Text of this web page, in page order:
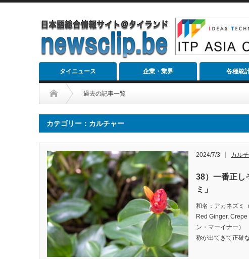
タイニュース 企業・業界 各種統
過去の記事一覧
カテゴリー：カルチャー
2024/7/3 カル
38）一番正し
ミ」
和名：アカネズミ
Red Ginger,
ン・マーイナー）
称が出てきて正確